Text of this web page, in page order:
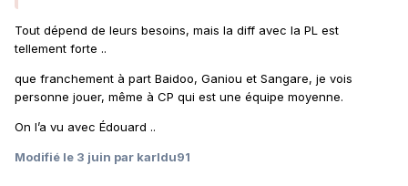
Tout dépend de leurs besoins, mais la diff avec la PL est
tellement forte ..
que franchement à part Baidoo, Ganiou et Sangare, je vois
personne jouer, même à CP qui est une équipe moyenne.
On l’a vu avec Édouard ..
Modifié le 3 juin par karldu91